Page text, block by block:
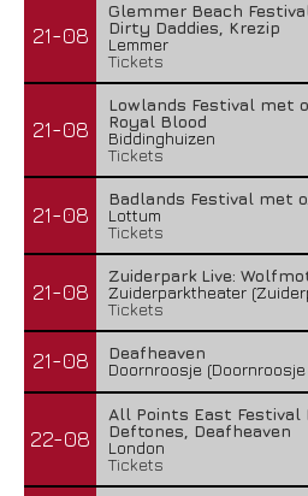
21-08
Glemmer Beach
Dirty Daddies, Krezip
Lemmer
Tickets
21-08
Lowlands Festival met
Royal Blood
Biddinghuizen
Tickets
21-08
Badlands Festival met
Lottum
Tickets
21-08
Zuiderpark Live:
Zuiderparktheater
Tickets
21-08
Deafheaven
Doornroosje (Doornroosje
22-08
All Points East Festival
Deftones, Deafheaven
London
Tickets